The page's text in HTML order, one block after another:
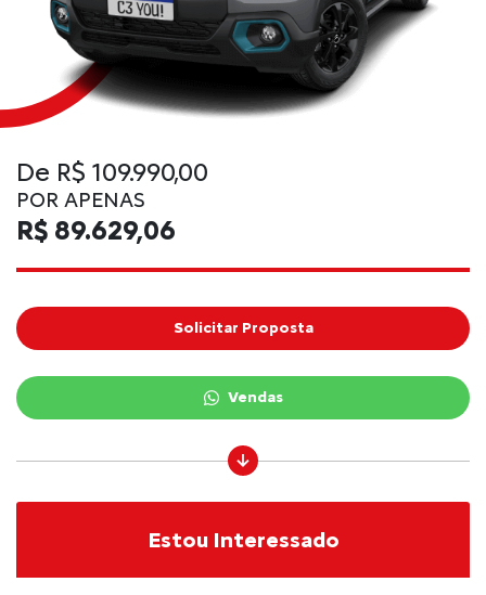
De R$ 109.990,00
POR APENAS
R$ 89.629,06
Solicitar Proposta
Vendas
Estou Interessado